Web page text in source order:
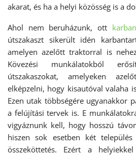
akarat, és ha a helyi közösség is a
Ahol nem beruházunk, ott
útszakaszt sikerült idén
amelyen azelőtt traktorral is
Kövezési munkálatokból
útszakaszokat, amelyeken
elképzelni, hogy kisautóval valaha
Ezen utak többségére ugyanakkor
a felújítási tervek is. E
vigyáznunk kell, hogy hosszú
hiszen sok esetben két
összeköttetés. Ezért a